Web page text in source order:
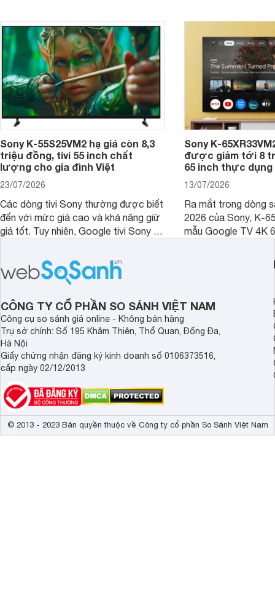
dùng cho phòng bao nhiêu m2?
Sony K-55S25VM2 hạ giá còn 8,3
triệu đồng, tivi 55 inch chất
lượng cho gia đình Việt
23/07/2026
Các dòng tivi Sony thường được biết
đến với mức giá cao và khả năng giữ
giá tốt. Tuy nhiên, Google tivi Sony 55
hợp đáng chú ý khi có mức giá dễ
tiếp cận hơn dù mới ra mắt trong năm
Sony K-
được giảm tới 8
65 inch thực
13/07/2026
Ra mắt trong dòng
2026 của Sony, K-
mẫu Google TV 4K
tảng Google TV
nghệ hỗ trợ nâng
CÔNG TY CỔ PHẦN SO SÁNH VIỆT NAM
Công cụ so sánh giá online - Không bán hàng
Trụ sở chính: Số 195 Khâm Thiên, Thổ Quan, Đống Đa,
Hà Nội
Giấy chứng nhận đăng ký kinh doanh số 0106373516,
cấp ngày 02/12/2013
© 2013 - 2023 Bản quyền thuộc về Công ty cổ phần So Sánh Việt Nam